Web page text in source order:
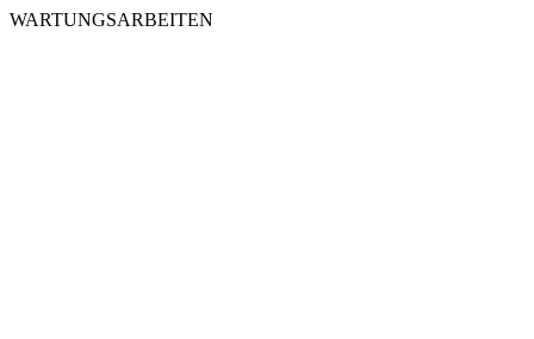
WARTUNGSARBEITEN